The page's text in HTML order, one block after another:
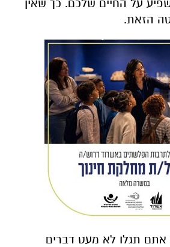
על החיים שלכם. כך שאין
הזאת.
תגלו לא מעט דברים